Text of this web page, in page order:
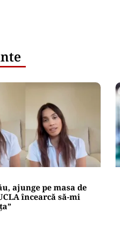
ajunge pe masa de
încearcă să-mi